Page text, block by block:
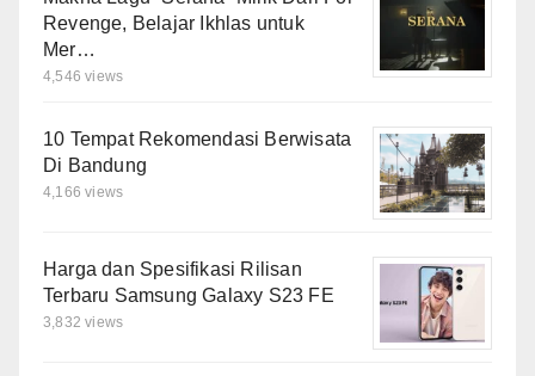
Revenge, Belajar Ikhlas untuk
Mer…
4,546 views
10 Tempat Rekomendasi Berwisata
Di Bandung
4,166 views
Harga dan Spesifikasi Rilisan
Terbaru Samsung Galaxy S23 FE
3,832 views